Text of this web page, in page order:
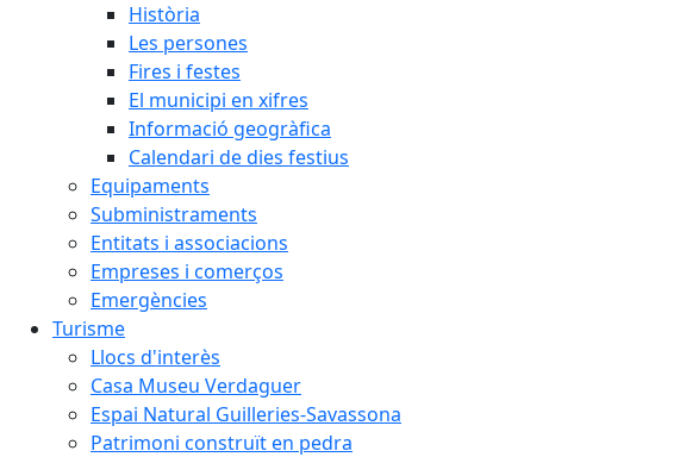
Història
Les persones
Fires i festes
El municipi en xifres
Informació geogràfica
Calendari de dies festius
Equipaments
Subministraments
Entitats i associacions
Empreses i comerços
Emergències
Turisme
Llocs d'interès
Casa Museu Verdaguer
Espai Natural Guilleries-Savassona
Patrimoni construït en pedra